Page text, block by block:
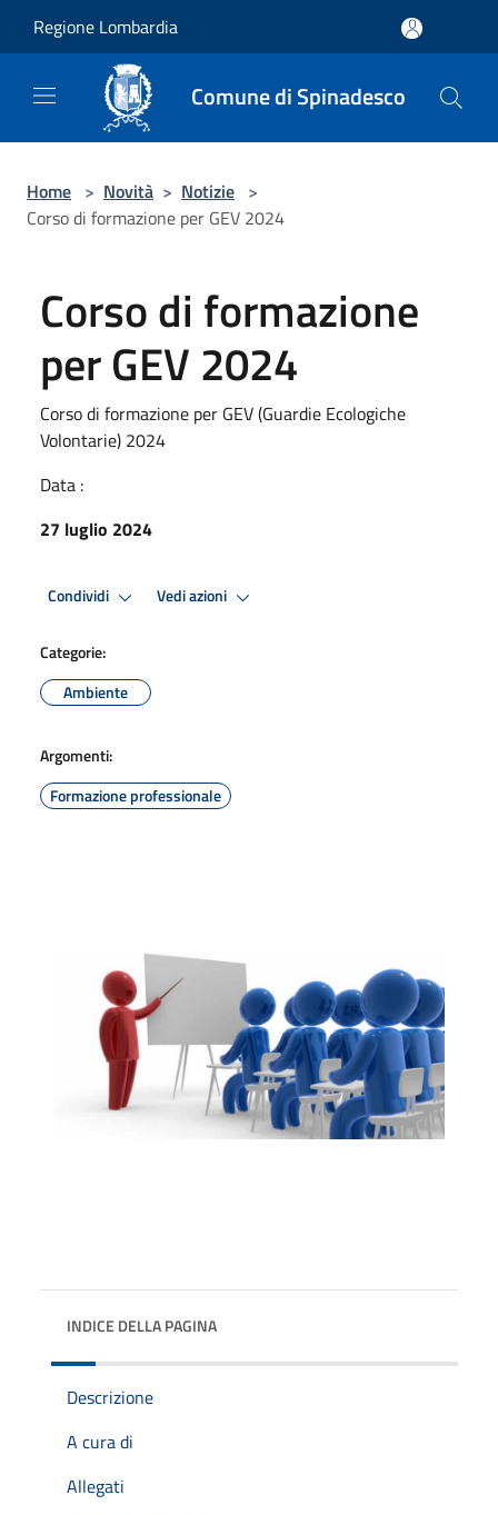
Regione Lombardia
Comune di Spinadesco
Home > Novità > Notizie >
Corso di formazione per GEV 2024
Corso di formazione
per GEV 2024
Corso di formazione per GEV (Guardie Ecologiche
Volontarie) 2024
Data :
27 luglio 2024
Condividi Vedi azioni
Categorie:
Ambiente
Argomenti:
Formazione professionale
INDICE DELLA PAGINA
Descrizione
A cura di
Allegati